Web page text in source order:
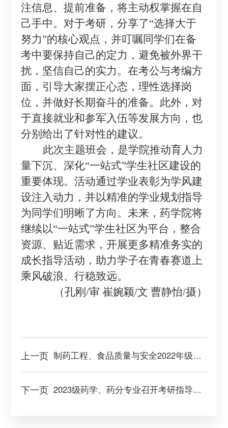
注信息、提前准备，将主动权掌握在自
己手中。对于考研，分享了“选择大于
努力”的核心观点，并叮嘱同学们在备
考中要保持自己的定力，避免被外界干
扰，坚信自己的实力。在考公与考编方
面，引导大家摆正心态，理性选择岗
位，并做好长期奋斗的准备。此外，对
于直接就业和参军入伍等发展方向，也
分别给出了针对性的建议。
此次主题班会，是学院推动育人力
量下沉、深化“一站式”学生社区建设的
重要体现。活动通过学业表彰为学风建
设注入动力，并以精准的学业规划指导
为同学们明晰了方向。未来，药学院将
继续以“一站式”学生社区为平台，整合
资源、贴近需求，开展更多精准务实的
成长指导活动，助力学子在青春赛道上
乘风破浪、行稳致远。
（孔刚 /审 崔婉颖/文 曹静怡/摄）
上一页 制药工程、食品质量与安全2022年级组织召开“文明离校守初心，逐梦前行赴新程”主题班会
下一页 2023级药学、药分专业召开考研指导主题班会